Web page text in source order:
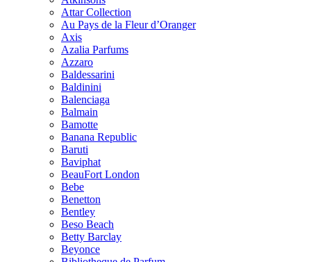
Attar Collection
Au Pays de la Fleur d’Oranger
Axis
Azalia Parfums
Azzaro
Baldessarini
Baldinini
Balenciaga
Balmain
Bamotte
Banana Republic
Baruti
Baviphat
BeauFort London
Bebe
Benetton
Bentley
Beso Beach
Betty Barclay
Beyonce